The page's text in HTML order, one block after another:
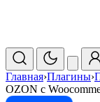
Главная›Плагины›
OZON с